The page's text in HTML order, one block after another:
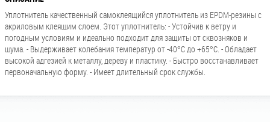
Уплотнитель качественный самоклеящийся уплотнитель из EPDM-резины с
акриловым клеящим слоем. Этот уплотнитель: - Устойчив к ветру и
погодным условиям и идеально подходит для защиты от сквозняков и
шума. - Выдерживает колебания температур от -40°С до +65°С. - Обладает
высокой адгезией к металлу, дереву и пластику. - Быстро восстанавливает
первоначальную форму. - Имеет длительный срок службы.